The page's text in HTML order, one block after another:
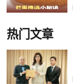
热门文章